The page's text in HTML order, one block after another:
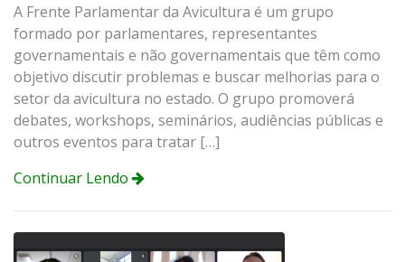
A Frente Parlamentar da Avicultura é um grupo
formado por parlamentares, representantes
governamentais e não governamentais que têm como
objetivo discutir problemas e buscar melhorias para o
setor da avicultura no estado. O grupo promoverá
debates, workshops, seminários, audiências públicas e
outros eventos para tratar […]
Continuar Lendo